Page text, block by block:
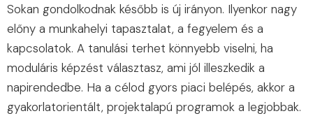
Sokan gondolkodnak később is új irányon. Ilyenkor nagy
előny a munkahelyi tapasztalat, a fegyelem és a
kapcsolatok. A tanulási terhet könnyebb viselni, ha
moduláris képzést választasz, ami jól illeszkedik a
napirendedbe. Ha a célod gyors piaci belépés, akkor a
gyakorlatorientált, projektalapú programok a legjobbak.